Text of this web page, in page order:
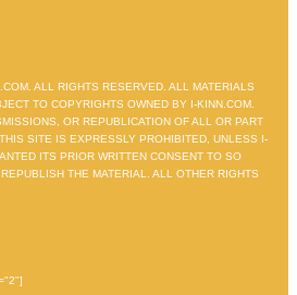
ALL RIGHTS RESERVED. ALL MATERIALS
TO COPYRIGHTS OWNED BY I-KINN.COM.
OR REPUBLICATION OF ALL OR PART
SITE IS EXPRESSLY PROHIBITED, UNLESS I-
ITS PRIOR WRITTEN CONSENT TO SO
THE MATERIAL. ALL OTHER RIGHTS